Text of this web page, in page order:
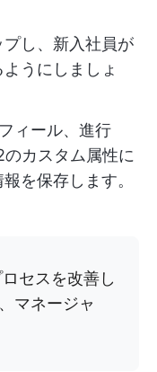
し、新入社員が
うにしましょ
ィール、進行
カスタム属性に
を保存します。
セスを改善し
マネージャ